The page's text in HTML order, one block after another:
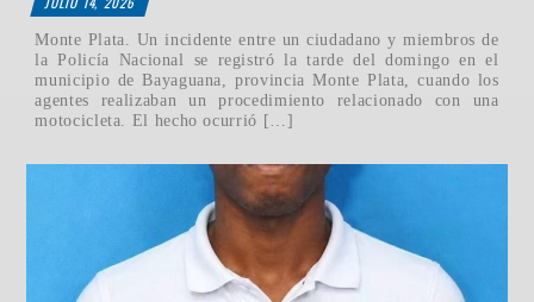
Monte Plata. Un incidente entre un ciudadano y miembros de
la Policía Nacional se registró la tarde del domingo en el
municipio de Bayaguana, provincia Monte Plata, cuando los
agentes realizaban un procedimiento relacionado con una
motocicleta. El hecho ocurrió […]